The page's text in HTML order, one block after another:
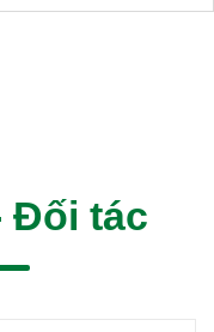
Đối tác